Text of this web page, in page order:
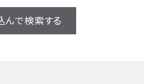
んで検索する